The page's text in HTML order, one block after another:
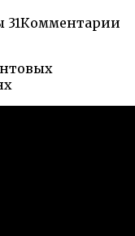
31Комментарии